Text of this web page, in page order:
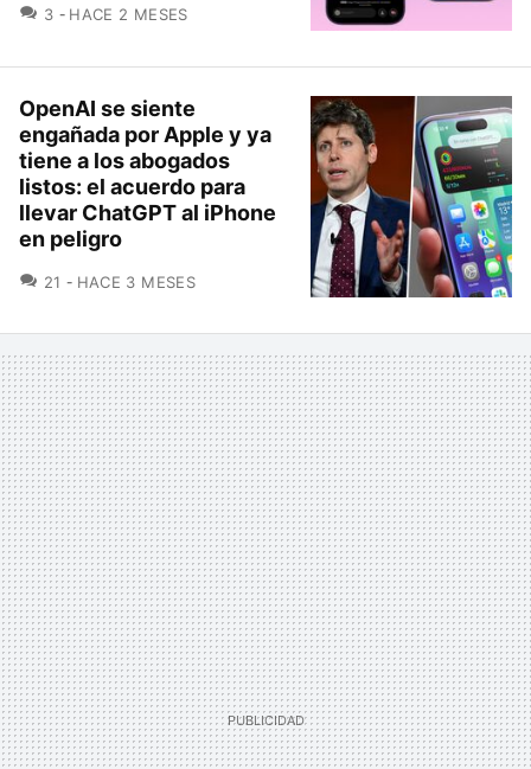
3 COMENTARIOS
HACE 2 MESES
OpenAI se siente
engañada por Apple y ya
tiene a los abogados
listos: el acuerdo para
llevar ChatGPT al iPhone
en peligro
21 COMENTARIOS
HACE 3 MESES